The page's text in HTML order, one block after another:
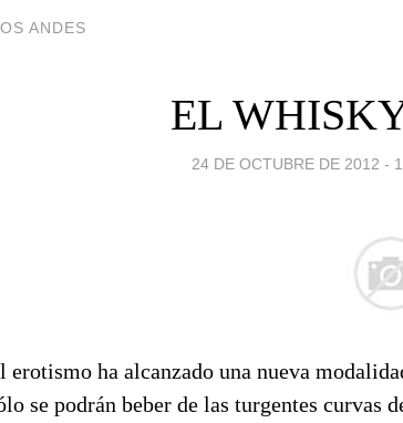
ANDES
EL
24 DE OCTUBRE DE 2012 -
erotismo ha alcanzado una nueva
se podrán beber de las turgentes curvas